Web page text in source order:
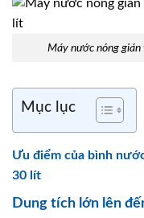
Máy nước nóng
Mục lục
Ưu điểm của bình
30 lít
Dung tích lớn lên